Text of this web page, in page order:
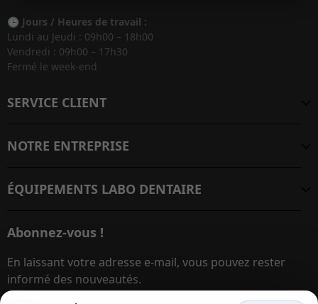
🕒 Jours / Heures de travail :
Lundi au Jeudi : 09h00 – 18h00
Vendredi : 09h00 – 17h30
Fermé le week-end
SERVICE CLIENT
NOTRE ENTREPRISE
ÉQUIPEMENTS LABO DENTAIRE
Abonnez-vous !
En laissant votre adresse e-mail, vous pouvez rester
informé des nouveautés.